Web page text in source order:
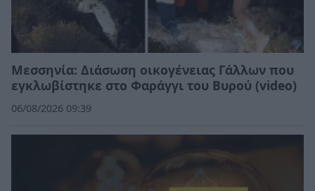
Μεσσηνία: Διάσωση οικογένειας Γάλλων που
εγκλωβίστηκε στο Φαράγγι του Βυρού (video)
06/08/2026 09:39